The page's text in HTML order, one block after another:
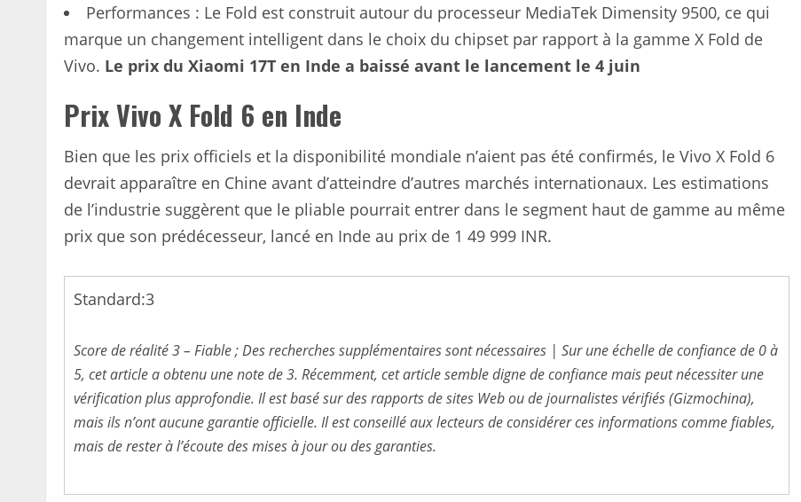
Performances : Le Fold est construit autour du processeur MediaTek Dimensity 9500, ce qui
marque un changement intelligent dans le choix du chipset par rapport à la gamme X Fold de
Vivo. Le prix du Xiaomi 17T en Inde a baissé avant le lancement le 4 juin
Prix ​​Vivo X Fold 6 en Inde
Bien que les prix officiels et la disponibilité mondiale n’aient pas été confirmés, le Vivo X Fold 6
devrait apparaître en Chine avant d’atteindre d’autres marchés internationaux. Les estimations
de l’industrie suggèrent que le pliable pourrait entrer dans le segment haut de gamme au même
prix que son prédécesseur, lancé en Inde au prix de 1 49 999 INR.
Standard:3
Score de réalité 3 – Fiable ; Des recherches supplémentaires sont nécessaires | Sur une échelle de confiance de 0 à
5, cet article a obtenu une note de 3. Récemment, cet article semble digne de confiance mais peut nécessiter une
vérification plus approfondie. Il est basé sur des rapports de sites Web ou de journalistes vérifiés (Gizmochina),
mais ils n’ont aucune garantie officielle. Il est conseillé aux lecteurs de considérer ces informations comme fiables,
mais de rester à l’écoute des mises à jour ou des garanties.